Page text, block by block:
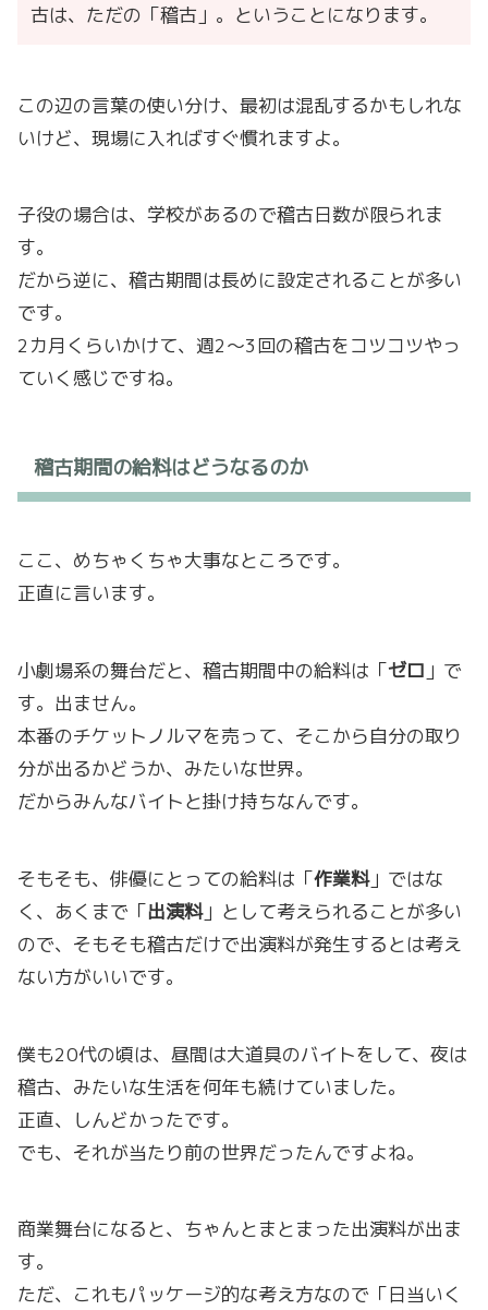
古は、ただの「稽古」。ということになります。
この辺の言葉の使い分け、最初は混乱するかもしれな
いけど、現場に入ればすぐ慣れますよ。
子役の場合は、学校があるので稽古日数が限られま
す。
だから逆に、稽古期間は長めに設定されることが多い
です。
2カ月くらいかけて、週2〜3回の稽古をコツコツやっ
ていく感じですね。
稽古期間の給料はどうなるのか
ここ、めちゃくちゃ大事なところです。
正直に言います。
小劇場系の舞台だと、稽古期間中の給料は「ゼロ 」で
す。出ません。
本番のチケットノルマを売って、そこから自分の取り
分が出るかどうか、みたいな世界。
だからみんなバイトと掛け持ちなんです。
そもそも、俳優にとっての給料は「作業料」ではな
く、あくまで「出演料」として考えられることが多い
ので、そもそも稽古だけで出演料が発生するとは考え
ない方がいいです。
僕も20代の頃は、昼間は大道具のバイトをして、夜は
稽古、みたいな生活を何年も続けていました。
正直、しんどかったです。
でも、それが当たり前の世界だったんですよね。
商業舞台になると、ちゃんとまとまった出演料が出ま
す。
ただ、これもパッケージ的な考え方なので「日当いく